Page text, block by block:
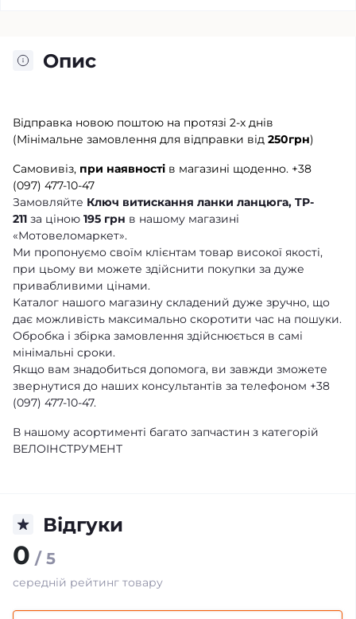
Опис
Відправка новою поштою на протязі 2-х днів
(Мінімальне замовлення для відправки від 250грн)
Самовивіз, при наявності в магазині щоденно. +38
(097) 477-10-47
Замовляйте Ключ витискання ланки ланцюга, TP-
211 за ціною 195 грн в нашому магазині
«Мотовеломаркет».
Ми пропонуємо своїм клієнтам товар високої якості,
при цьому ви можете здійснити покупки за дуже
привабливими цінами.
Каталог нашого магазину складений дуже зручно, що
дає можливість максимально скоротити час на пошуки.
Обробка і збірка замовлення здійснюється в самі
мінімальні сроки.
Якщо вам знадобиться допомога, ви завжди зможете
звернутися до наших консультантів за телефоном +38
(097) 477-10-47.
В нашому асортименті багато запчастин з категорій
ВЕЛОІНСТРУМЕНТ
Відгуки
0 / 5
середній рейтинг товару